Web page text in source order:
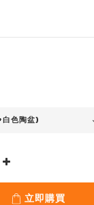
立即購買